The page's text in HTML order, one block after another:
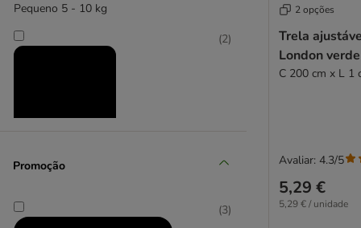
Pequeno 5 - 10 kg
Grande 26 - 44 kg
(2)
Promoção
(3)
2 opções
Trela
London
C 200 cm x L 1
5,29 €
5,29 € / unidade
Avaliar: 4.3/5